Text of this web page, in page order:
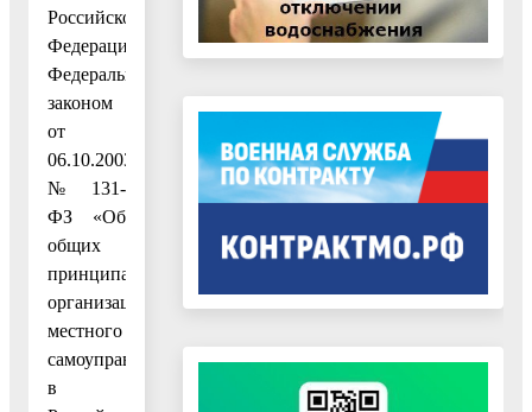
Российской
Федерации,
Федеральным
законом
от
06.10.2003
№ 131-
ФЗ «Об
общих
принципах
организации
местного
самоуправления
в